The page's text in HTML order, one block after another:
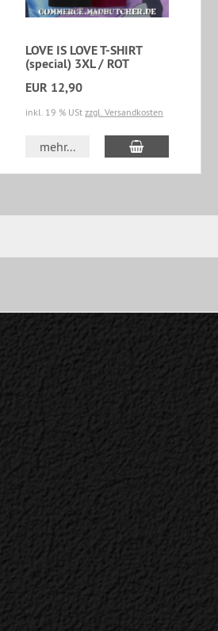
LOVE IS LOVE T-SHIRT
(special) 3XL / ROT
EUR 12,90
inkl. 19 % USt zzgl. Versandkosten
mehr... In den